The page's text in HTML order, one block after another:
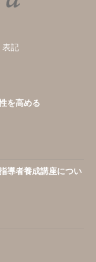
表記
を高める
導者養成講座につい